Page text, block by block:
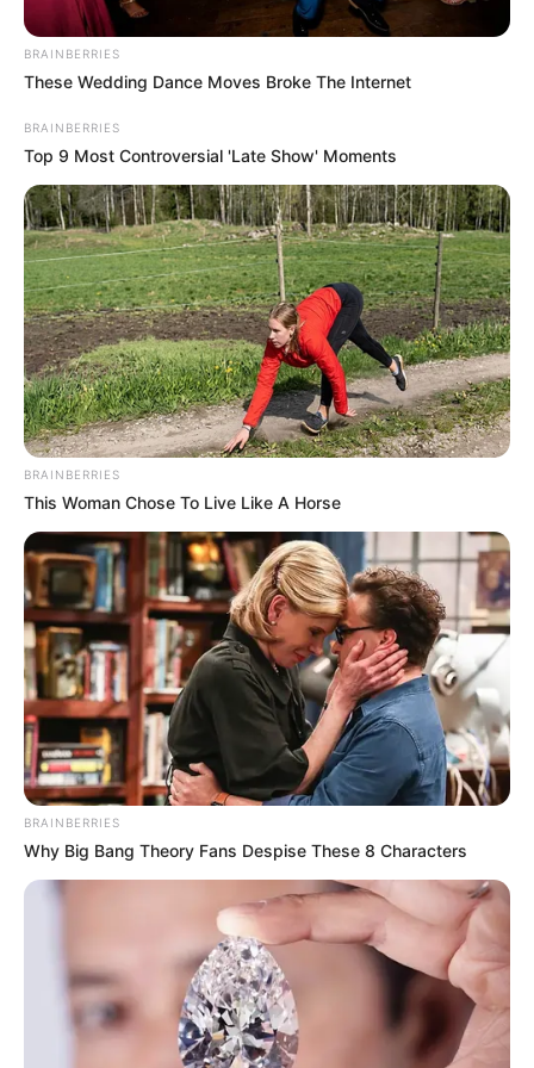
Posted
in
Friss hírek
Most jött! Igaza lehet Varga
Judit volt férjének? Sokkoló
videóban nyílt meg és vallotta
be az igazságot:
bySzerző November 11, 2025
BRAINBERRIES
These Wedding Dance Moves Broke The Internet
BRAINBERRIES
Top 9 Most Controversial 'Late Show' Moments
BRAINBERRIES
This Woman Chose To Live Like A Horse
BRAINBERRIES
Why Big Bang Theory Fans Despise These 8 Characters